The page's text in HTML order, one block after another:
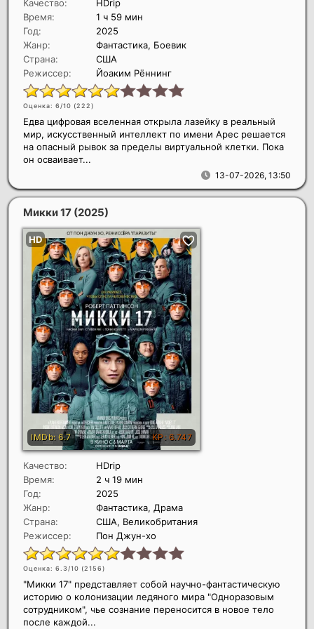
Качество:
HDrip
Время:
1 ч 59 мин
Год:
2025
Жанр:
Фантастика, Боевик
Страна:
США
Режиссер:
Йоаким Рённинг
Оценка: 6/10 (222)
13-07-2026, 13:50
Едва цифровая вселенная открыла лазейку в реальный
мир, искусственный интеллект по имени Арес решается
на опасный рывок за пределы виртуальной клетки. Пока
он осваивает...
Микки 17 (2025)
Качество:
HDrip
Время:
2 ч 19 мин
Год:
2025
Жанр:
Фантастика, Драма
Страна:
США, Великобритания
Режиссер:
Пон Джун-хо
Оценка: 6.3/10 (2156)
"Микки 17" представляет собой научно-фантастическую
историю о колонизации ледяного мира "Одноразовым
сотрудником", чье сознание переносится в новое тело
после каждой...